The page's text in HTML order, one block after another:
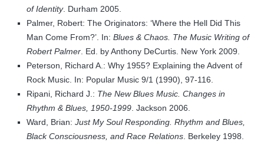
of Identity. Durham 2005.
Palmer, Robert: The Originators: ‘Where the Hell Did This
Man Come From?’. In: Blues & Chaos. The Music Writing of
Robert Palmer . Ed. by Anthony DeCurtis. New York 2009.
Peterson, Richard A.: Why 1955? Explaining the Advent of
Rock Music. In: Popular Music 9/1 (1990), 97-116.
Ripani, Richard J.: The New Blues Music. Changes in
Rhythm & Blues, 1950-1999 . Jackson 2006.
Ward, Brian: Just My Soul Responding. Rhythm and Blues,
Black Consciousness, and Race Relations . Berkeley 1998.